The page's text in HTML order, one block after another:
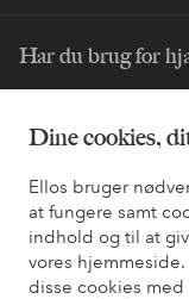
Dine cookies,
Ellos bruger
at fungere samt
indhold og til at
vores
disse cookies
Har du brug for
Du kan også finde
Kundeservice
Mine sider